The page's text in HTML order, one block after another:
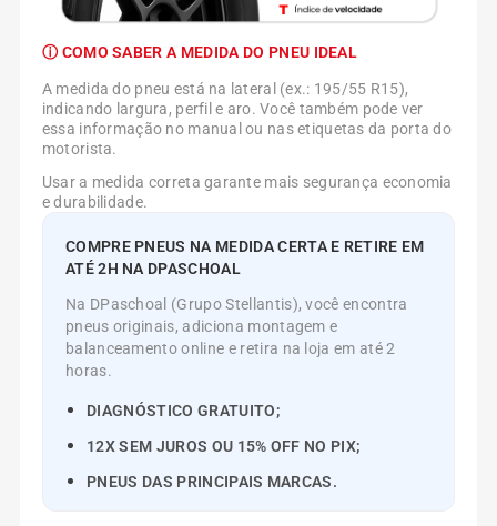
ⓘ COMO SABER A MEDIDA DO PNEU IDEAL
A medida do pneu está na lateral (ex.: 195/55 R15),
indicando largura, perfil e aro. Você também pode ver
essa informação no manual ou nas etiquetas da porta do
motorista.
Usar a medida correta garante mais segurança economia
e durabilidade.
COMPRE PNEUS NA MEDIDA CERTA E RETIRE EM
ATÉ 2H NA DPASCHOAL
Na DPaschoal (Grupo Stellantis), você encontra
pneus originais, adiciona montagem e
balanceamento online e retira na loja em até 2
horas.
DIAGNÓSTICO GRATUITO;
12X SEM JUROS OU 15% OFF NO PIX;
PNEUS DAS PRINCIPAIS MARCAS.